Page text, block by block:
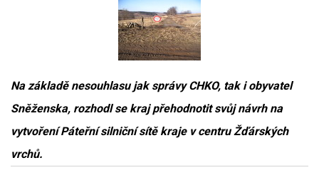
Na základě nesouhlasu jak správy CHKO, tak i obyvatel
Sněženska, rozhodl se kraj přehodnotit svůj návrh na
vytvoření Páteřní silniční sítě kraje v centru Žďárských
vrchů.